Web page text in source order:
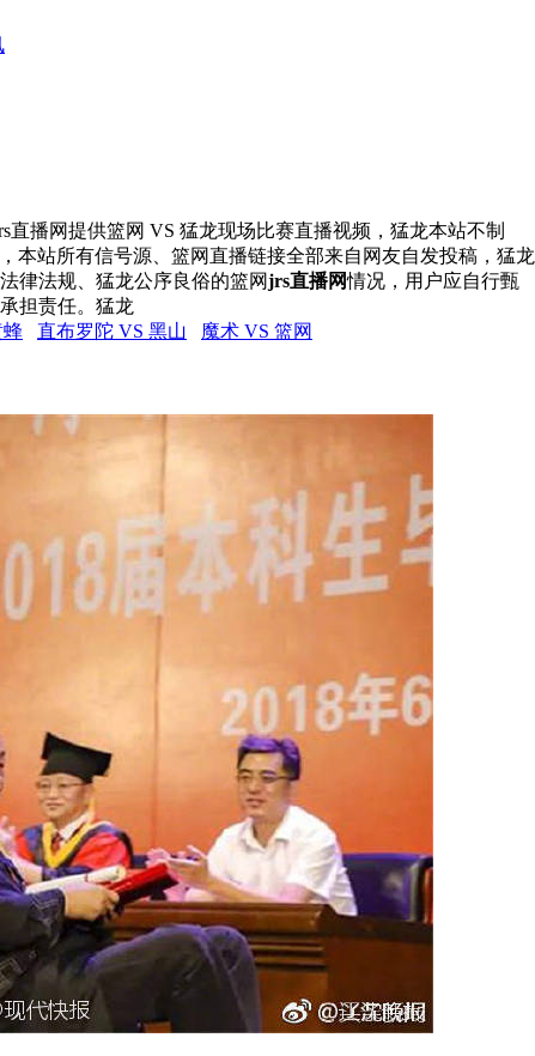
播网提供篮网 VS 猛龙现场比赛直播视频，猛龙本站不制
本站所有信号源、篮网直播链接全部来自网友自发投稿，猛龙
律法规、猛龙公序良俗的篮网jrs直播网情况，用户应自行甄
担责任。猛龙
蜂 直布罗陀 VS 黑山
魔术 VS 篮网